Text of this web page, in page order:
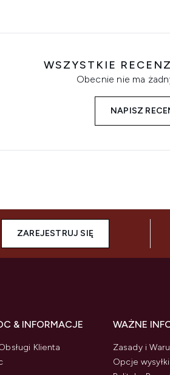
WSZYSTKIE
Obecnie nie ma
NAPISZ
ZAREJESTRUJ SIĘ
& INFORMACJE
Klienta
WAŻNE
Zasady i
Opcje wysyłki